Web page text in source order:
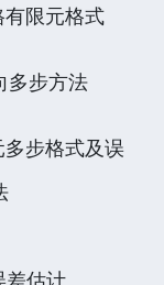
限元格式
多步方法
步格式及误
差估计